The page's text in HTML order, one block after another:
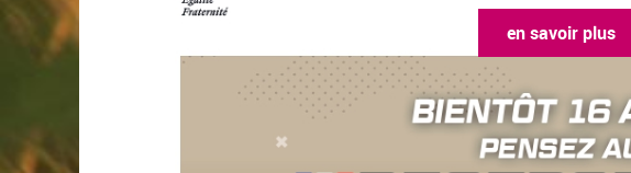
en savoir plus